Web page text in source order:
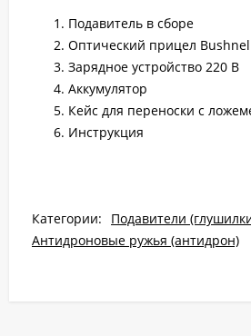
Подавитель в сборе
Оптический прицел
Зарядное устройство 220 В
Аккумулятор
Кейс для переноски с
Инструкция
Категории:
Подавители
Антидроновые ружья (антидрон)